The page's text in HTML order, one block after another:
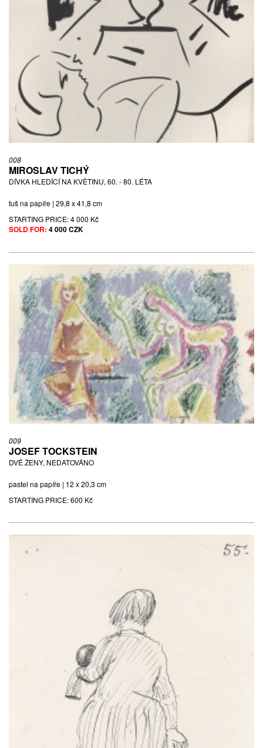
008
MIROSLAV TICHÝ
DÍVKA HLEDÍCÍ NA KVĚTINU, 60. - 80. LÉTA
tuš na papíře | 29,8 x 41,8 cm
STARTING PRICE:4 000 Kč
SOLD FOR: 4 000 CZK
009
JOSEF TOCKSTEIN
DVĚ ŽENY, NEDATOVÁNO
pastel na papíře | 12 x 20,3 cm
STARTING PRICE:600 Kč